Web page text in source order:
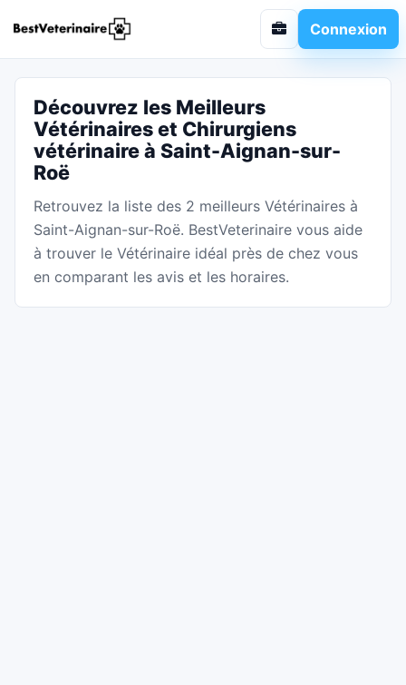
Connexion
Découvrez les Meilleurs
Vétérinaires et Chirurgiens
vétérinaire à Saint-Aignan-sur-
Roë
Retrouvez la liste des 2 meilleurs Vétérinaires à
Saint-Aignan-sur-Roë. BestVeterinaire vous aide
à trouver le Vétérinaire idéal près de chez vous
en comparant les avis et les horaires.